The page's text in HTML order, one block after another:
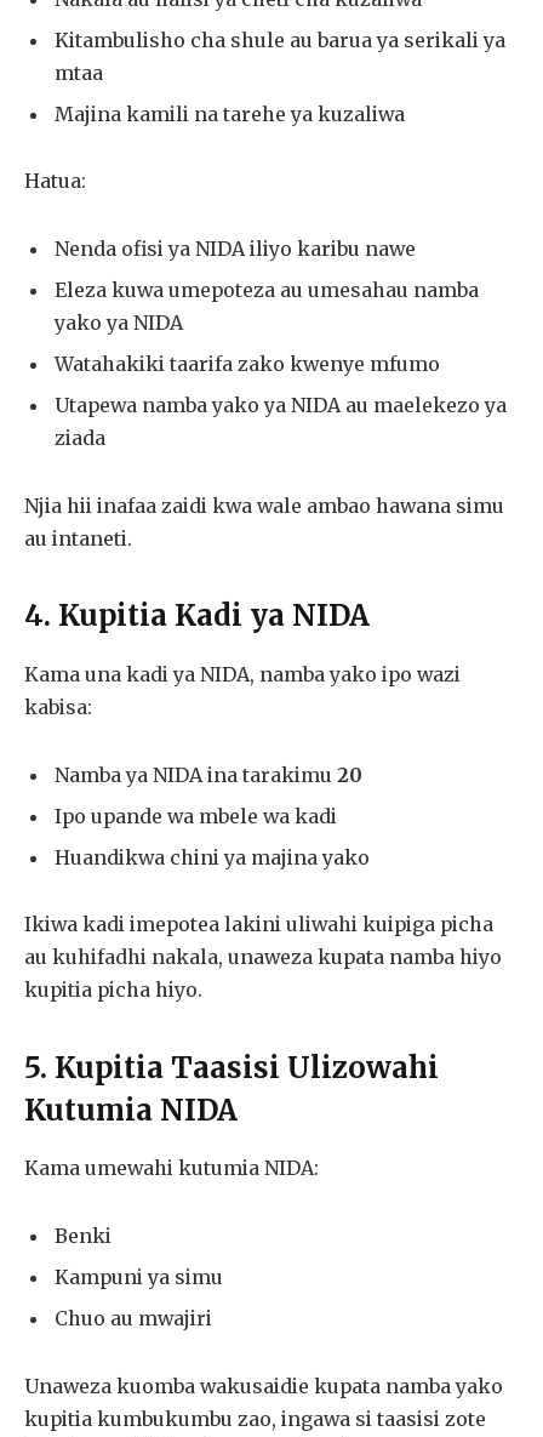
Kitambulisho cha shule au barua ya serikali ya
mtaa
Majina kamili na tarehe ya kuzaliwa
Hatua:
Nenda ofisi ya NIDA iliyo karibu nawe
Eleza kuwa umepoteza au umesahau namba
yako ya NIDA
Watahakiki taarifa zako kwenye mfumo
Utapewa namba yako ya NIDA au maelekezo ya
ziada
Njia hii inafaa zaidi kwa wale ambao hawana simu
au intaneti.
4. Kupitia Kadi ya NIDA
Kama una kadi ya NIDA, namba yako ipo wazi
kabisa:
Namba ya NIDA ina tarakimu 20
Ipo upande wa mbele wa kadi
Huandikwa chini ya majina yako
Ikiwa kadi imepotea lakini uliwahi kuipiga picha
au kuhifadhi nakala, unaweza kupata namba hiyo
kupitia picha hiyo.
5. Kupitia Taasisi Ulizowahi
Kutumia NIDA
Kama umewahi kutumia NIDA:
Benki
Kampuni ya simu
Chuo au mwajiri
Unaweza kuomba wakusaidie kupata namba yako
kupitia kumbukumbu zao, ingawa si taasisi zote